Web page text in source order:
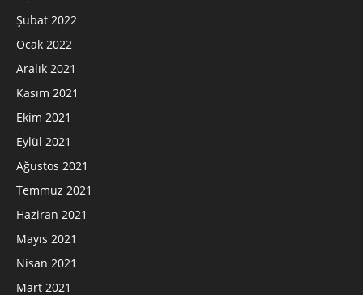
Şubat 2022
Ocak 2022
Aralık 2021
Kasım 2021
Ekim 2021
Eylül 2021
Ağustos 2021
Temmuz 2021
Haziran 2021
Mayıs 2021
Nisan 2021
Mart 2021